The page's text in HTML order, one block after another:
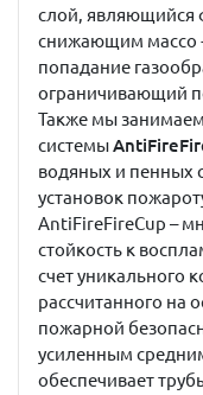
слой, являющийся
снижающим массо
попадание
ограничивающий
Также мы
системы
водяных и пенных
установок
AntiFireFireCup –
стойкость к
счет уникального
рассчитанного на
пожарной
усиленным
обеспечивает